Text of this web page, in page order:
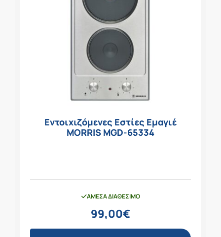
Εντοιχιζόμενες Εστίες Εμαγιέ
MORRIS MGD-65334
ΆΜΕΣΑ ΔΙΑΘΈΣΙΜΟ
99,00€